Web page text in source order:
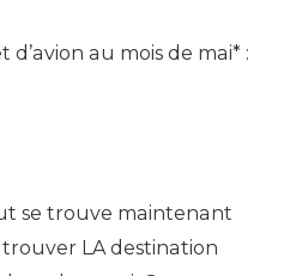
au mois de mai* :
se trouve maintenant
LA destination